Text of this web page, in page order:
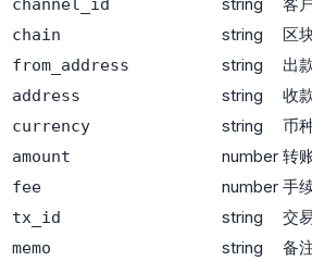
channel_id
chain string 区
from_address string 出
address string 收
currency string 币
amount number 转
fee number 手
tx_id string 交
memo string 备